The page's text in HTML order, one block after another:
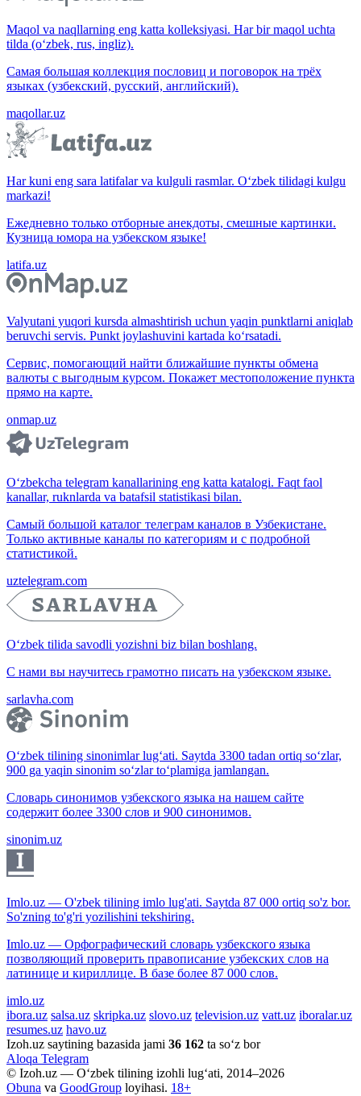
Maqol va naqllarning eng katta kolleksiyasi. Har bir maqol uchta
tilda (o‘zbek, rus, ingliz).
Самая большая коллекция пословиц и поговорок на трёх
языках (узбекский, русский, английский).
maqollar.uz
Har kuni eng sara latifalar va kulguli rasmlar. O‘zbek tilidagi kulgu
markazi!
Ежедневно только отборные анекдоты, смешные картинки.
Кузница юмора на узбекском языке!
latifa.uz
Valyutani yuqori kursda almashtirish uchun yaqin punktlarni aniqlab
beruvchi servis. Punkt joylashuvini kartada ko‘rsatadi.
Сервис, помогающий найти ближайшие пункты обмена
валюты с выгодным курсом. Покажет местоположение пункта
прямо на карте.
onmap.uz
O‘zbekcha telegram kanallarining eng katta katalogi. Faqt faol
kanallar, ruknlarda va batafsil statistikasi bilan.
Самый большой каталог телеграм каналов в Узбекистане.
Только активные каналы по категориям и с подробной
статистикой.
uztelegram.com
O‘zbek tilida savodli yozishni biz bilan boshlang.
С нами вы научитесь грамотно писать на узбекском языке.
sarlavha.com
O‘zbek tilining sinonimlar lug‘ati. Saytda 3300 tadan ortiq so‘zlar,
900 ga yaqin sinonim so‘zlar to‘plamiga jamlangan.
Словарь синонимов узбекского языка на нашем сайте
содержит более 3300 слов и 900 синонимов.
sinonim.uz
Imlo.uz — O'zbek tilining imlo lug'ati. Saytda 87 000 ortiq so'z bor.
So'zning to'g'ri yozilishini tekshiring.
Imlo.uz — Орфографический словарь узбекского языка
позволяющий проверить правописание узбекских слов на
латинице и кириллице. В базе более 87 000 слов.
imlo.uz
ibora.uz salsa.uz skripka.uz slovo.uz television.uz vatt.uz iboralar.uz
resumes.uz havo.uz
Izoh.uz saytining bazasida jami 36 162 ta so‘z bor
Aloqa Telegram
© Izoh.uz — O‘zbek tilining izohli lug‘ati, 2014–2026
Obuna va GoodGroup loyihasi. 18+